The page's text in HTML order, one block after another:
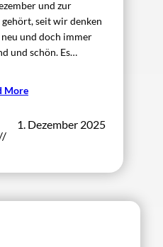
und zur
seit wir denken
neu und doch immer
und schön. Es…
More
//
1. Dezember 2025